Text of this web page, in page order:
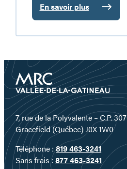
En savoir plus
:
Plongez
au
d’un
territoire
où
l’eau
devient
un
véritable
terrain
de
jeu…
7, rue de la Polyvalente – C.P. 307
Gracefield (Québec) J0X 1W0
Téléphone :819 463-3241
Sans frais : 877 463-3241